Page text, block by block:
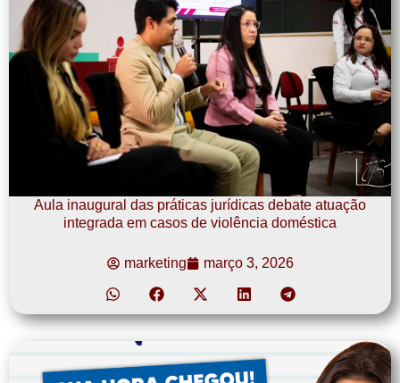
Aula inaugural das práticas jurídicas debate atuação
integrada em casos de violência doméstica
marketing março 3, 2026